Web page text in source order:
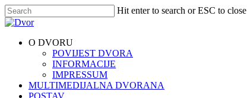
Skip
to
content
Hit enter to search or ESC to close
Close
search
Menu
O DVORU
POVIJEST DVORA
INFORMACIJE
IMPRESSUM
MULTIMEDIJALNA DVORANA
POSTAV